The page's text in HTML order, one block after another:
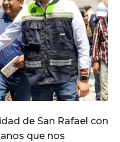
de San Rafael con
que nos